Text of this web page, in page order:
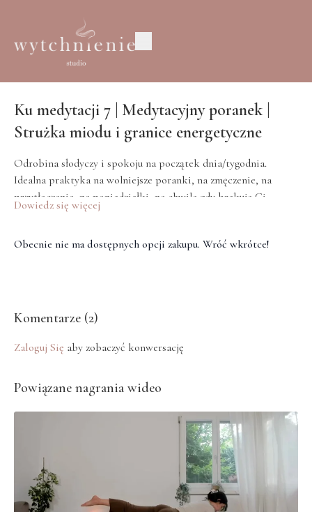
Ku medytacji 7 | Medytacyjny poranek |
Strużka miodu i granice energetyczne
Odrobina słodyczy i spokoju na początek dnia/tygodnia.
Idealna praktyka na wolniejsze poranki, na zmęczenie, na
przytłoczenie, na poniedziałki, na chwile gdy brakuje Ci
własnej dobrej energii.
Dowiedz się więcej
Obecnie nie ma dostępnych opcji zakupu. Wróć wkrótce!
Komentarze (2)
Zaloguj Się aby zobaczyć konwersację
Powiązane nagrania wideo